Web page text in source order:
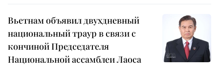
Вьетнам объявил двухдневный
национальный траур в связи с
кончиной Председателя
Национальной ассамблеи Лаоса